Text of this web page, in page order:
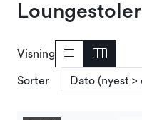
Loungestoler
Visning
Sorter
Emballasje
Dekor og binderi